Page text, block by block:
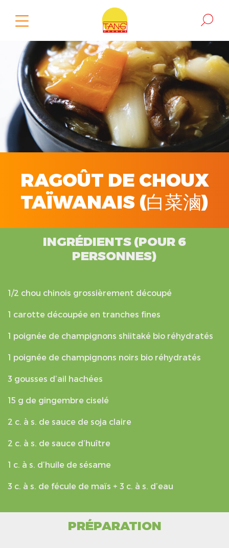
RAGOÛT DE CHOUX
TAÏWANAIS (白菜滷)
INGRÉDIENTS (POUR 6
PERSONNES)
1/2 chou chinois grossièrement découpé
1 carotte découpée en tranches fines
1 poignée de champignons shiitaké bio réhydratés
1 poignée de champignons noirs bio réhydratés
3 gousses d’ail hachées
15 g de gingembre ciselé
2 c. à s. de sauce de soja claire
2 c. à s. de sauce d’huître
1 c. à s. d’huile de sésame
3 c. à s. de fécule de maïs + 3 c. à s. d’eau
PRÉPARATION